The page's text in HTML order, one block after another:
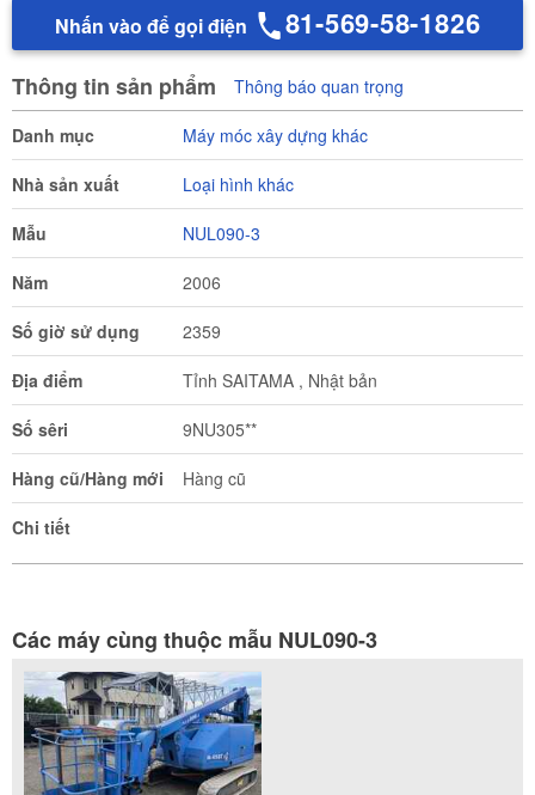
Nhấn vào để gọi điện 81-569-58-1826
Thông tin sản phẩm Thông báo quan trọng
Danh mục Máy móc xây dựng khác
Nhà sản xuất Loại hình khác
Mẫu NUL090-3
Năm 2006
Số giờ sử dụng 2359
Địa điểm Tỉnh SAITAMA , Nhật bản
Số sêri 9NU305**
Hàng cũ/Hàng mới Hàng cũ
Chi tiết
Các máy cùng thuộc mẫu NUL090-3